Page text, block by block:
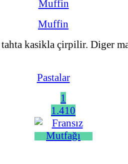
Muffin
kasikla çirpilir. Diger
Pastalar
1
1.410